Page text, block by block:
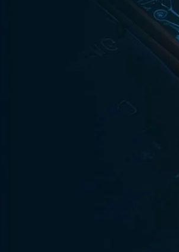
crédito próprio, limites instantâneos
consumidores legítimos, mas também
“fraude no cadastro para
começa no onboarding.
combina três fatores perigosos: aprovação
, algo comum
de etnias em que o